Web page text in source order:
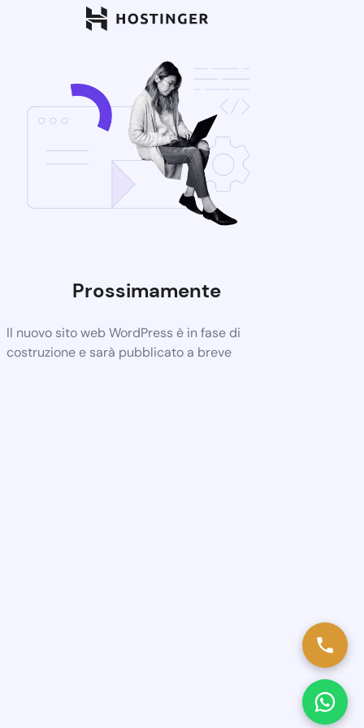
Prossimamente
Il nuovo sito web WordPress è in fase di
costruzione e sarà pubblicato a breve